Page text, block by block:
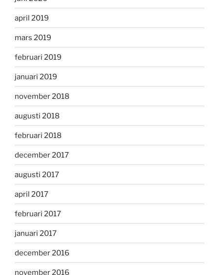
april 2019
mars 2019
februari 2019
januari 2019
november 2018
augusti 2018
februari 2018
december 2017
augusti 2017
april 2017
februari 2017
januari 2017
december 2016
november 2016